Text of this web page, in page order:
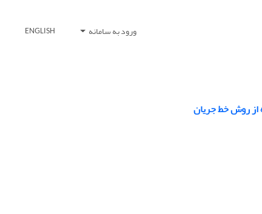
ورود به سامانه ENGLISH
از روش خط جریان